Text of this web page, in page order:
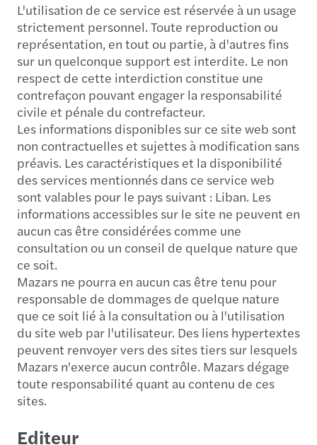
L'utilisation de ce service est réservée à un usage
strictement personnel. Toute reproduction ou
représentation, en tout ou partie, à d'autres fins
sur un quelconque support est interdite. Le non
respect de cette interdiction constitue une
contrefaçon pouvant engager la responsabilité
civile et pénale du contrefacteur.
Les informations disponibles sur ce site web sont
non contractuelles et sujettes à modification sans
préavis. Les caractéristiques et la disponibilité
des services mentionnés dans ce service web
sont valables pour le pays suivant : Liban. Les
informations accessibles sur le site ne peuvent en
aucun cas être considérées comme une
consultation ou un conseil de quelque nature que
ce soit.
Mazars ne pourra en aucun cas être tenu pour
responsable de dommages de quelque nature
que ce soit lié à la consultation ou à l'utilisation
du site web par l'utilisateur. Des liens hypertextes
peuvent renvoyer vers des sites tiers sur lesquels
Mazars n'exerce aucun contrôle. Mazars dégage
toute responsabilité quant au contenu de ces
sites.
Editeur